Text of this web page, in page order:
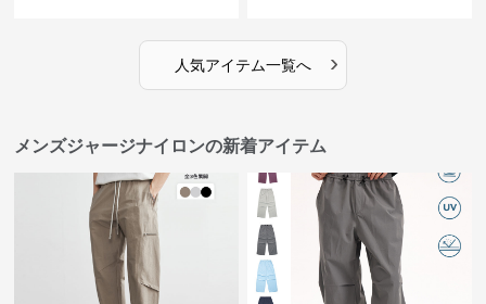
人気アイテム一覧へ ›
メンズジャージナイロンの新着アイテム